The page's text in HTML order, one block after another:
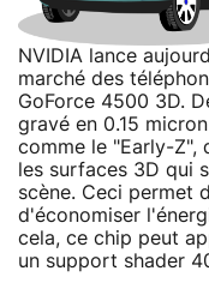
NVIDIA lance
marché des
GoForce 4500 3D.
gravé en 0.15
comme le "Early-Z",
les surfaces 3D qui
scène. Ceci permet
d'économiser
cela, ce chip peut
un support shader